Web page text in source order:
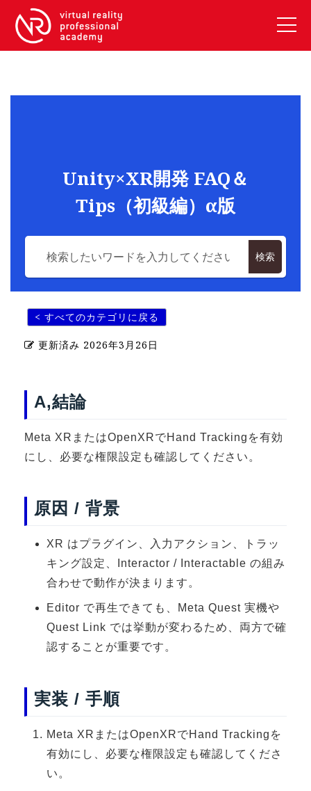
VRアカデミーとは
【2026年10月】ARエキスパートコース
【2026年10月】VRエキスパートコース
《SDGs》
U-15メタバースプログラミング講座
受講生紹介
イベント
企業向け
《3DGS》
3DGSスキャンサービス
3DGS受託開発
3D Gaussian Splatting アプリ開発研修
受託開発
《最新プロダクト》
超体験★販促システム『XR Showcase Hub』2025年4月発売
MR体験型研修プラットフォーム『LegacyLink XR』2025年10月
バーチャルイベントプラットフォーム『MetaLiveStage』2025年
Unity×XR開発 FAQ＆
Tips（初級編）α版
検索
< すべてのカテゴリに戻る
更新済み 2026年3月26日
A,結論
Meta XRまたはOpenXRでHand Trackingを有効
にし、必要な権限設定も確認してください。
原因 / 背景
XR はプラグイン、入力アクション、トラッ
キング設定、Interactor / Interactable の組み
合わせで動作が決まります。
Editor で再生できても、Meta Quest 実機や
Quest Link では挙動が変わるため、両方で確
認することが重要です。
実装 / 手順
Meta XRまたはOpenXRでHand Trackingを
有効にし、必要な権限設定も確認してくださ
い。